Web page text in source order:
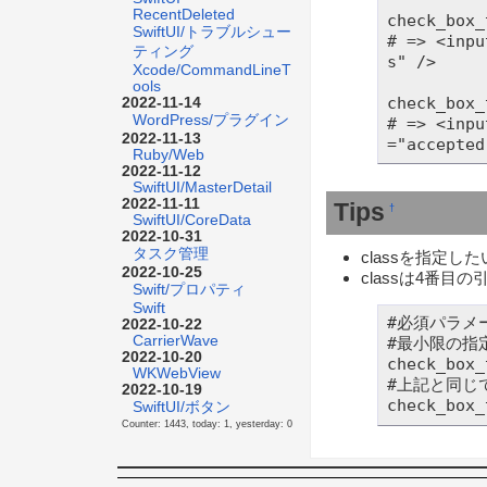
# =>
s" />
# =>
Tips †
classを指定した
classは4番目の
#必須パラメ
#最小限の指
#上記と同じ
RecentDeleted
SwiftUI/トラブルシュー
ティング
Xcode/CommandLineT
ools
2022-11-14
WordPress/プラグイン
2022-11-13
Ruby/Web
2022-11-12
SwiftUI/MasterDetail
2022-11-11
SwiftUI/CoreData
2022-10-31
タスク管理
2022-10-25
Swift/プロパティ
Swift
2022-10-22
CarrierWave
2022-10-20
WKWebView
2022-10-19
SwiftUI/ボタン
Counter: 1443, today: 1, yesterday: 0